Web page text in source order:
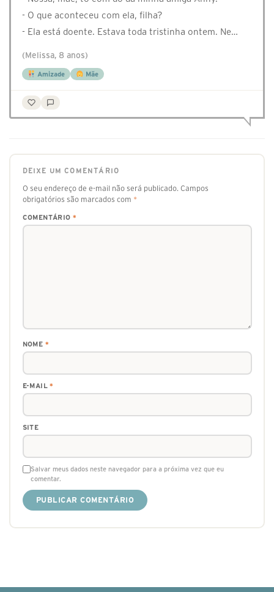
- O que aconteceu com ela, filha?
- Ela está doente. Estava toda tristinha ontem. Ne…
(Melissa, 8 anos)
Amizade Mãe
DEIXE UM COMENTÁRIO
O seu endereço de e-mail não será publicado. Campos
obrigatórios são marcados com *
COMENTÁRIO *
NOME *
E-MAIL*
SITE
Salvar meus dados neste navegador para a próxima vez que eu
comentar.